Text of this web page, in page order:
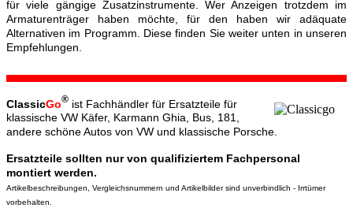
für viele gängige Zusatzinstrumente. Wer Anzeigen trotzdem im
Armaturenträger haben möchte, für den haben wir adäquate
Alternativen im Programm. Diese finden Sie weiter unten in unseren
Empfehlungen.
ClassicGo® ist Fachhändler für Ersatzteile für
klassische VW Käfer, Karmann Ghia, Bus, 181,
andere schöne Autos von VW und klassische Porsche.
Ersatzteile sollten nur von qualifiziertem Fachpersonal
montiert werden.
Artikelbeschreibungen, Vergleichsnummern und Artikelbilder sind unverbindlich - Irrtümer
vorbehalten.